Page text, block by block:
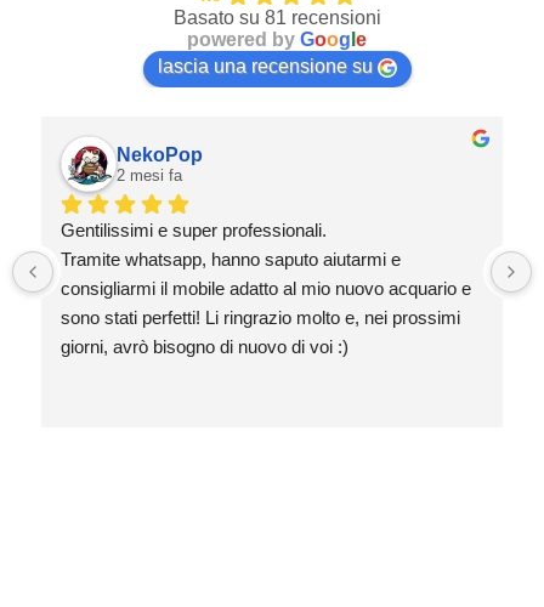
Basato su 81 recensioni
powered by Goog e
lascia una recensione su
NekoPop
2 mesi fa
Gentilissimi e super professionali.
Tramite whatsapp, hanno saputo aiutarmi e
consigliarmi il mobile adatto al mio nuovo acquario e
sono stati perfetti! Li ringrazio molto e, nei prossimi
giorni, avrò bisogno di nuovo di voi :)